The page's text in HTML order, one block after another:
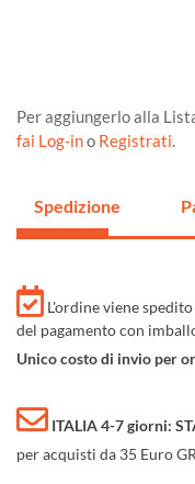
Per aggiungerlo alla
fai Log-ino Registrati
Spedizione
L'ordine viene
del pagamento con
Unico costo di invio per
ITALIA 4-7 giorni:
per acquisti da 35 Euro